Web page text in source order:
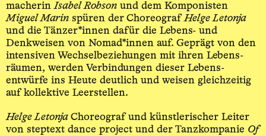
macherinIsabel Robson und dem Komponisten
Miguel Marin spüren der ChoreografHelge Letonja
und die Tänzer*innen dafür die Lebens- und
Denkweisen von Nomad*innen auf. Geprägt von den
intensiven Wechsel­beziehungen mit ihren Lebens­
räumen, werden Verbindungen dieser Lebens­
entwürfe ins Heute deutlich und weisen gleichzeitig
auf kollektive Leerstellen.
Helge Letonja Choreograf und künstlerischer Leiter
von steptext dance project und der Tanzkompanie Of